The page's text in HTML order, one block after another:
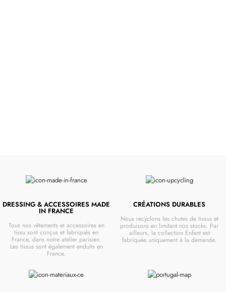
DRESSING & ACCESSOIRES MADE
IN FRANCE
Tous nos vêtements et accessoires en
tissu sont conçus et fabriqués en
France, dans notre atelier parisien.
Les tissus sont également enduits en
France.
CRÉATIONS DURABLES
Nous recyclons les chutes de tissus et
produisons en limitant nos stocks. Par
ailleurs, la collection Enfant est
fabriquée uniquement à la demande.